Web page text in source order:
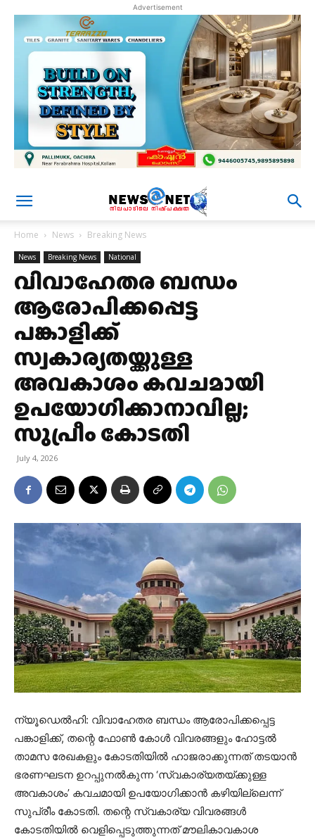
Advertisement
Home News Breaking News
News Breaking News National
വിവാഹേതര ബന്ധം
ആരോപിക്കപ്പെട്ട
പങ്കാളിക്ക്
സ്വകാര്യതയ്ക്കുള്ള
അവകാശം കവചമായി
ഉപയോഗിക്കാനാവില്ല;
സുപ്രീം കോടതി
July 4, 2026
ന്യൂഡെൽഹി: വിവാഹേതര ബന്ധം ആരോപിക്കപ്പെട്ട
പങ്കാളിക്ക്, തന്റെ ഫോൺ കോൾ വിവരങ്ങളും ഹോട്ടൽ
താമസ രേഖകളും കോടതിയിൽ ഹാജരാക്കുന്നത് തടയാൻ
ഭരണഘടന ഉറപ്പുനൽകുന്ന ‘സ്വകാര്യതയ്ക്കുള്ള
അവകാശം’ കവചമായി ഉപയോഗിക്കാൻ കഴിയില്ലെന്ന്
സുപ്രീം കോടതി. തന്റെ സ്വകാര്യ വിവരങ്ങൾ
കോടതിയിൽ വെളിപ്പെടുത്തുന്നത് മൗലികാവകാശ